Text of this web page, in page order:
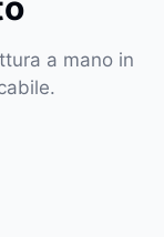
a mano in